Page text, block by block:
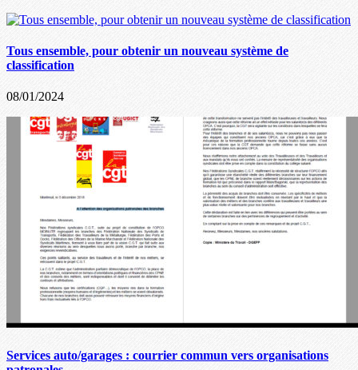
Tous ensemble, pour obtenir un nouveau système de
classification
08/01/2024
Services auto/garages : courrier commun vers organisations